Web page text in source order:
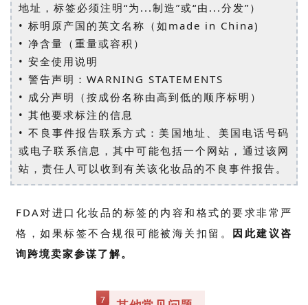
地址，标签必须注明“为...制造”或“由...分发”）
• 标明原产国的英文名称（如made in China)
• 净含量（重量或容积）
• 安全使用说明
• 警告声明：WARNING STATEMENTS
• 成分声明（按成份名称由高到低的顺序标明）
• 其他要求标注的信息
• 不良事件报告联系方式：美国地址、美国电话号码
或电子联系信息，其中可能包括一个网站，通过该网
站，责任人可以收到有关该化妆品的不良事件报告。
FDA对进口化妆品的标签的内容和格式的要求非常严
格，如果标签不合规很可能被海关扣留。 因此建议咨
询跨境卖家参谋了解。
7